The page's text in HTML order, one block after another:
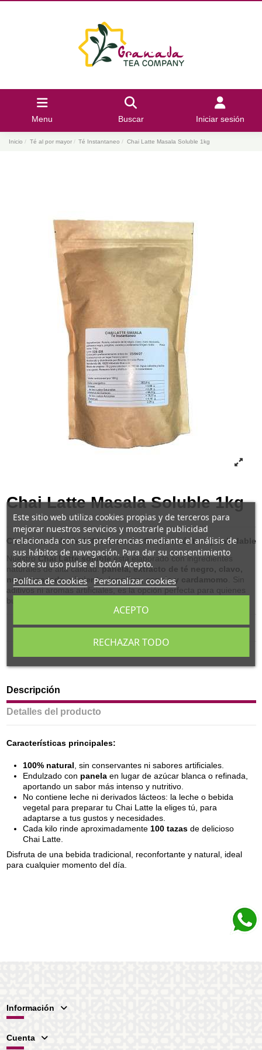
Menu Buscar Iniciar sesión
Inicio Té al por mayor Té Instantaneo Chai Latte Masala Soluble 1kg
Chai Latte Masala Soluble 1kg
Chai Latte Soluble 100% Natural – Sabor auténtico y saludable
NuestroChai Latte solubleestá elaborado con ingredientes
naturales de alta calidad:panela, extracto de té negro, clavo,
nuez moscada, pimienta, jengibre, canela y cardamomo . Sin
aditivos ni aromas artificiales, es la opción perfecta para quienes
buscan un sabor auténtico y puro.
Descripción
Detalles del producto
Características principales:
100% natural , sin conservantes ni sabores artificiales.
Endulzado con panelaen lugar de azúcar blanca o refinada,
aportando un sabor más intenso y nutritivo.
No contiene leche ni derivados lácteos: la leche o bebida
vegetal para preparar tu Chai Latte la eliges tú, para
adaptarse a tus gustos y necesidades.
Cada kilo rinde aproximadamente 100 tazasde delicioso
Chai Latte.
Disfruta de una bebida tradicional, reconfortante y natural, ideal
para cualquier momento del día.
Información
Cuenta
Este sitio web utiliza cookies propias y de terceros para
mejorar nuestros servicios y mostrarle publicidad
relacionada con sus preferencias mediante el análisis de
sus hábitos de navegación. Para dar su consentimiento
sobre su uso pulse el botón Acepto.
Política de cookies Personalizar cookies
RECHAZAR TODO
ACEPTO